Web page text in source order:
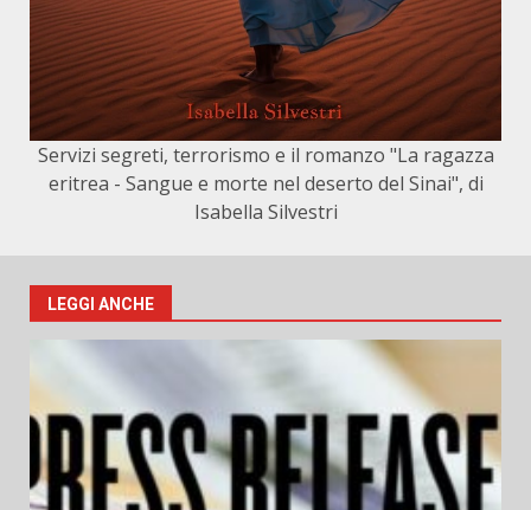
Servizi segreti, terrorismo e il romanzo "La ragazza
eritrea - Sangue e morte nel deserto del Sinai", di
Isabella Silvestri
LEGGI ANCHE